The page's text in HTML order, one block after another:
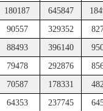
180187 645847
90557 329352
88493 396140
79478 292876
70587 178331
64353 237745